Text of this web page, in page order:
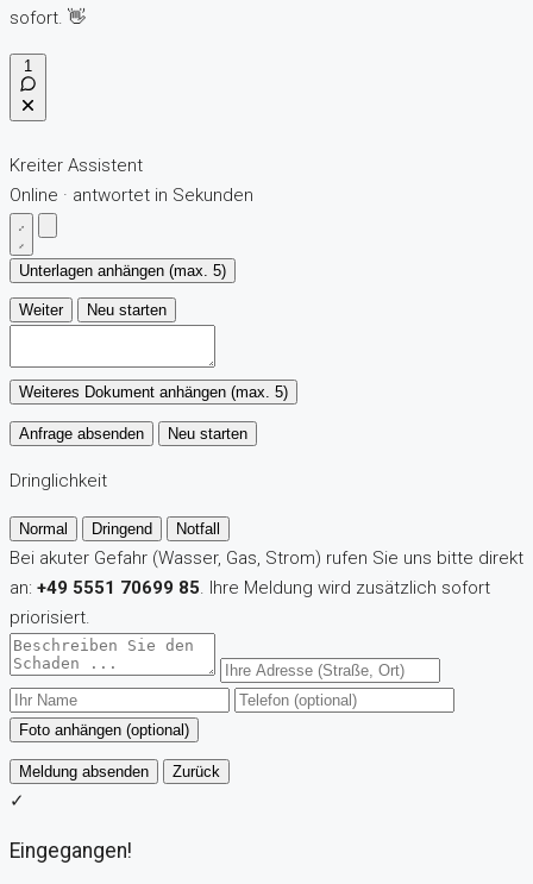
sofort. 👋
1
Kreiter Assistent
Online · antwortet in Sekunden
Unterlagen anhängen (max. 5)
Weiter Neu starten
Weiteres Dokument anhängen (max. 5)
Anfrage absenden Neu starten
Dringlichkeit
Normal Dringend Notfall
Bei akuter Gefahr (Wasser, Gas, Strom) rufen Sie uns bitte direkt
an: +49 5551 70699 85. Ihre Meldung wird zusätzlich sofort
priorisiert.
Foto anhängen (optional)
Meldung absenden Zurück
✓
Eingegangen!